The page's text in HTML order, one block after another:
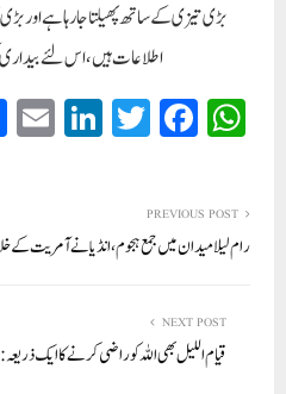
بڑی تیزی کے ساتھ پھیلتا جارہا ہے اور
اطلاعات ہیں، اس لئے
W
ha
A
pp
Fa
ce
ok
T
wi
r
Li
nk
In PREVIOUS POST
رام لیلا میدان میں جمع ہجوم، انڈیا نے آمریت
NEXT POST
قیام اللیل بھی اللہ کو راضی کرنے کا ایک